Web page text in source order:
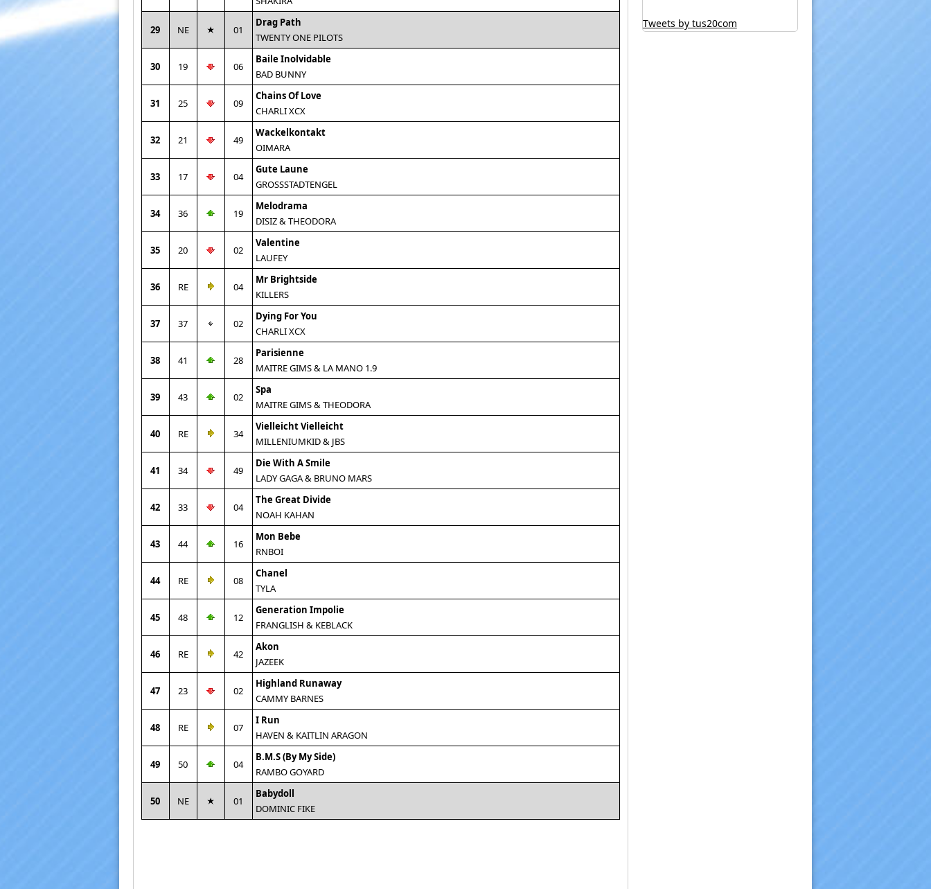
29 NE 01
Drag Path
TWENTY ONE PILOTS
30 19 06
Baile Inolvidable
BAD BUNNY
31 25 09
Chains Of Love
CHARLI XCX
32 21 49
Wackelkontakt
OIMARA
33 17 04
Gute Laune
GROSSSTADTENGEL
34 36 19
Melodrama
DISIZ & THEODORA
35 20 02
Valentine
LAUFEY
36 RE 04
Mr Brightside
KILLERS
37 37 02
Dying For You
CHARLI XCX
38 41 28
Parisienne
MAITRE GIMS & LA MANO 1.9
39 43 02
Spa
MAITRE GIMS & THEODORA
40 RE 34
Vielleicht Vielleicht
MILLENIUMKID & JBS
41 34 49
Die With A Smile
LADY GAGA & BRUNO MARS
42 33 04
The Great Divide
NOAH KAHAN
43 44 16
Mon Bebe
RNBOI
44 RE 08
Chanel
TYLA
45 48 12
Generation Impolie
FRANGLISH & KEBLACK
46 RE 42
Akon
JAZEEK
47 23 02
Highland Runaway
CAMMY BARNES
48 RE 07
I Run
HAVEN & KAITLIN ARAGON
49 50 04
B.M.S (By My Side)
RAMBO GOYARD
50 NE 01
Babydoll
DOMINIC FIKE
Tweets by tus20com